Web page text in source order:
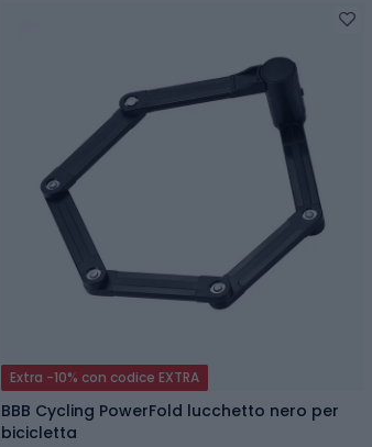
Extra -10% con codice EXTRA
BBB Cycling PowerFold lucchetto nero per
bicicletta